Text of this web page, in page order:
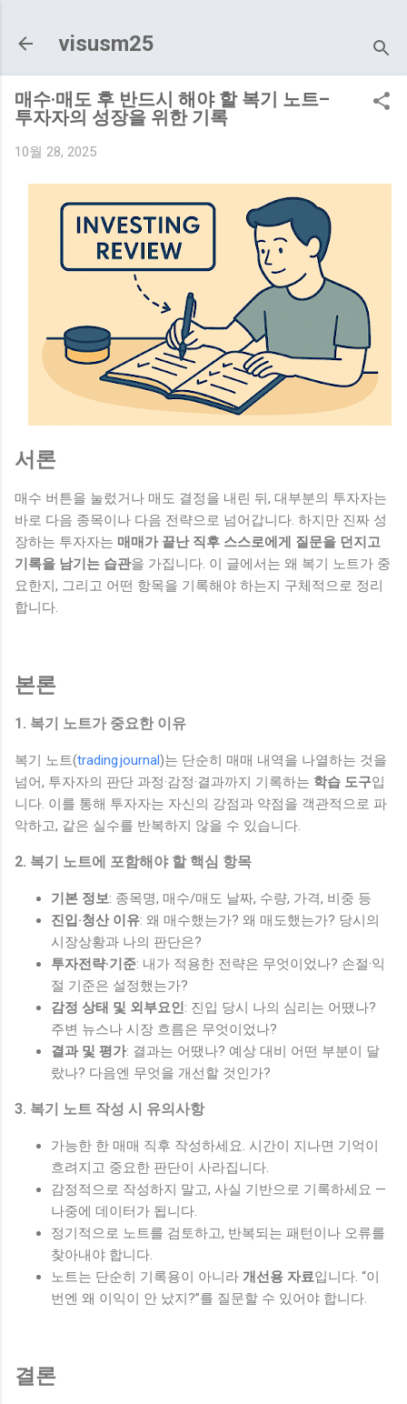
visusm25
매수·매도 후 반드시 해야 할 복기 노트–
투자자의 성장을 위한 기록
10월 28, 2025
서론
매수 버튼을 눌렀거나 매도 결정을 내린 뒤, 대부분의 투자자는
바로 다음 종목이나 다음 전략으로 넘어갑니다. 하지만 진짜 성
장하는 투자자는 매매가 끝난 직후 스스로에게 질문을 던지고
기록을 남기는 습관을 가집니다. 이 글에서는 왜 복기 노트가 중
요한지, 그리고 어떤 항목을 기록해야 하는지 구체적으로 정리
합니다.
본론
1. 복기 노트가 중요한 이유
복기 노트(trading journal)는 단순히 매매 내역을 나열하는 것을
넘어, 투자자의 판단 과정·감정·결과까지 기록하는 학습 도구입
니다. 이를 통해 투자자는 자신의 강점과 약점을 객관적으로 파
악하고, 같은 실수를 반복하지 않을 수 있습니다.
2. 복기 노트에 포함해야 할 핵심 항목
기본 정보: 종목명, 매수/매도 날짜, 수량, 가격, 비중 등
진입·청산 이유: 왜 매수했는가? 왜 매도했는가? 당시의
시장상황과 나의 판단은?
투자전략·기준: 내가 적용한 전략은 무엇이었나? 손절·익
절 기준은 설정했는가?
감정 상태 및 외부요인: 진입 당시 나의 심리는 어땠나?
주변 뉴스나 시장 흐름은 무엇이었나?
결과 및 평가: 결과는 어땠나? 예상 대비 어떤 부분이 달
랐나? 다음엔 무엇을 개선할 것인가?
3. 복기 노트 작성 시 유의사항
가능한 한 매매 직후 작성하세요. 시간이 지나면 기억이
흐려지고 중요한 판단이 사라집니다.
감정적으로 작성하지 말고, 사실 기반으로 기록하세요 —
나중에 데이터가 됩니다.
정기적으로 노트를 검토하고, 반복되는 패턴이나 오류를
찾아내야 합니다.
노트는 단순히 기록용이 아니라 개선용 자료입니다. “이
번엔 왜 이익이 안 났지?”를 질문할 수 있어야 합니다.
결론